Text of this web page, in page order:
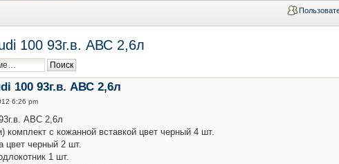
100 93г.в. АВС 2,6л
100 93г.в. АВС 2,6л
6:26 pm
АВС 2,6л
комплект с кожанной вставкой цвет черный 4 шт.
цвет черный 2 шт.
1 шт.